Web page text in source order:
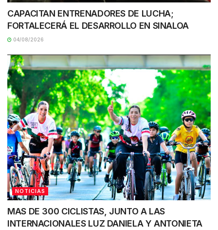
CAPACITAN ENTRENADORES DE LUCHA;
FORTALECERÁ EL DESARROLLO EN SINALOA
04/08/2026
NOTICIAS
MAS DE 300 CICLISTAS, JUNTO A LAS
INTERNACIONALES LUZ DANIELA Y ANTONIETA